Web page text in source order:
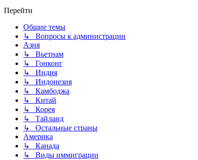
Перейти
Общие темы
↳ Вопросы к администрации
Азия
↳ Вьетнам
↳ Гонконг
↳ Индия
↳ Индонезия
↳ Камбоджа
↳ Китай
↳ Корея
↳ Тайланд
↳ Остальные страны
Америка
↳ Канада
↳ Виды иммиграции